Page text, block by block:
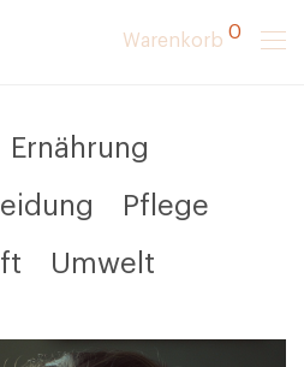
Warenkorb 0
Ernährung
Pflege
Umwelt